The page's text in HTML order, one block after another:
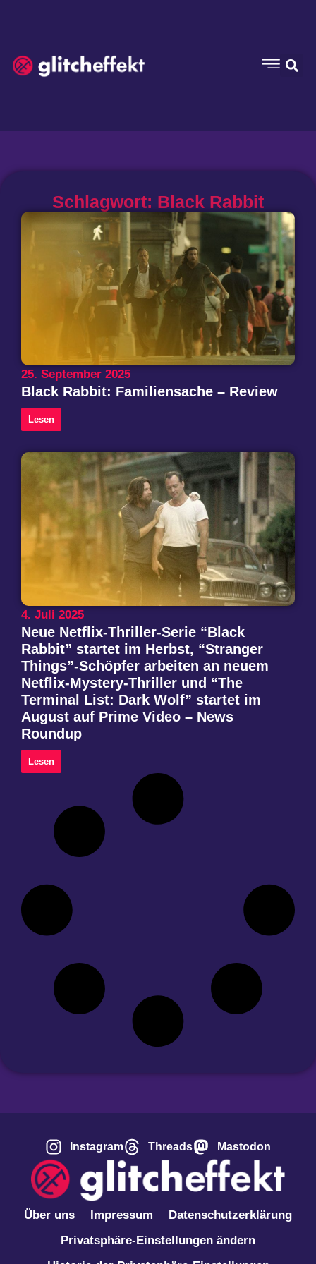
Schlagwort: Black Rabbit
25. September 2025
Black Rabbit: Familiensache – Review
Lesen
4. Juli 2025
Neue Netflix-Thriller-Serie “Black
Rabbit” startet im Herbst, “Stranger
Things”-Schöpfer arbeiten an neuem
Netflix-Mystery-Thriller und “The
Terminal List: Dark Wolf” startet im
August auf Prime Video – News
Roundup
Lesen
Instagram Threads Mastodon
Über uns Impressum
Datenschutzerklärung
Privatsphäre-Einstellungen ändern